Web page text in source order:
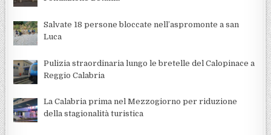
Salvate 18 persone bloccate nell’aspromonte a san
Luca
Pulizia straordinaria lungo le bretelle del Calopinace a
Reggio Calabria
La Calabria prima nel Mezzogiorno per riduzione
della stagionalità turistica